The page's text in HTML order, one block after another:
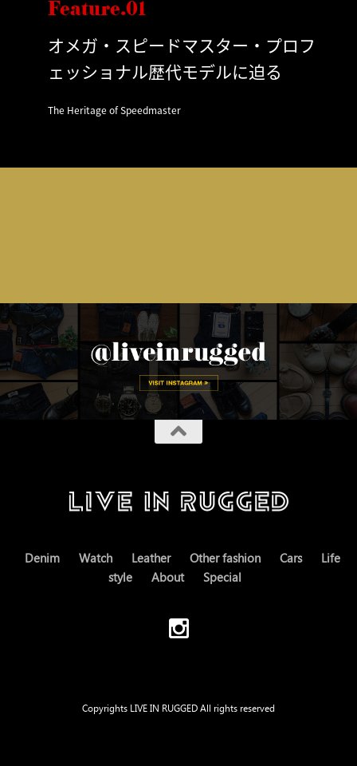
Feature.01
オメガ・スピードマスター・プロフ
ェッショナル歴代モデルに迫る
The Heritage of Speedmaster
Denim Watch Leather Other fashion Cars
Life
style
About Special
Copyrights LIVE IN RUGGED All rights reserved